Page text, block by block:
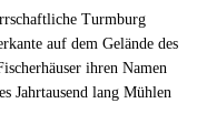
Turmburg
auf dem Gelände des
ihren Namen
Jahrtausend lang Mühlen